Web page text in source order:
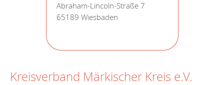
Abraham-Lincoln-Straße 7
65189 Wiesbaden
Kreisverband Märkischer Kreis e.V.